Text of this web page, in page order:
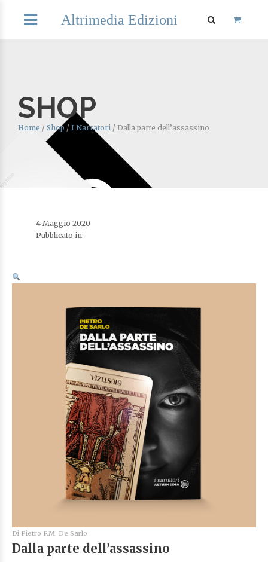
Altrimedia Edizioni
SHOP
Home / Shop / I Narratori / Dalla parte dell’assassino
4 Maggio 2020
Pubblicato in:
Di Pietro F.M. De Sarlo
Dalla parte dell’assassino